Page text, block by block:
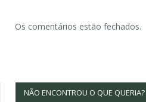
Os comentários estão fechados.
NÃO ENCONTROU O QUE QUERIA?